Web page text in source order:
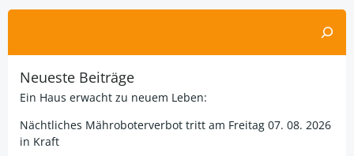
Neueste Beiträge
Ein Haus erwacht zu neuem Leben:
Nächtliches Mähroboterverbot tritt am Freitag 07. 08. 2026
in Kraft